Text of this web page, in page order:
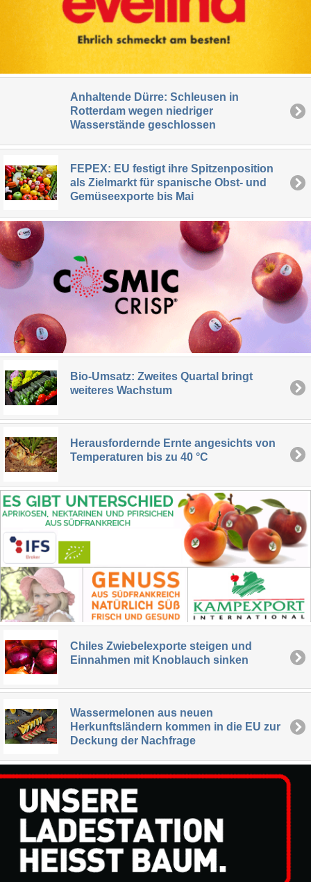
Anhaltende Dürre: Schleusen in
Rotterdam wegen niedriger
Wasserstände geschlossen
FEPEX: EU festigt ihre Spitzenposition
als Zielmarkt für spanische Obst- und
Gemüseexporte bis Mai
Bio-Umsatz: Zweites Quartal bringt
weiteres Wachstum
Herausfordernde Ernte angesichts von
Temperaturen bis zu 40 °C
Chiles Zwiebelexporte steigen und
Einnahmen mit Knoblauch sinken
Wassermelonen aus neuen
Herkunftsländern kommen in die EU zur
Deckung der Nachfrage